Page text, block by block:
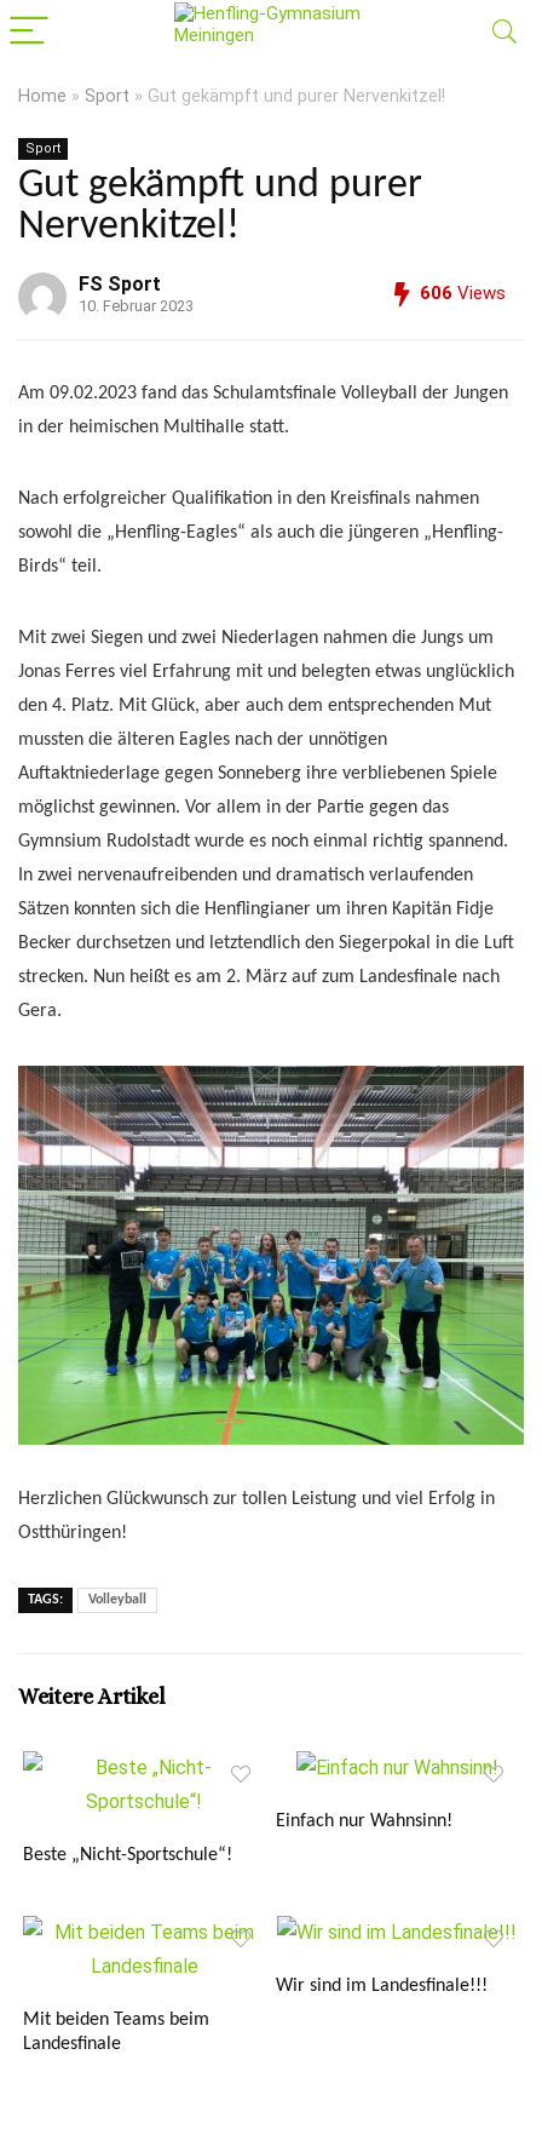
Home » Sport » Gut gekämpft und purer Nervenkitzel!
Sport
Gut gekämpft und purer
Nervenkitzel!
FS Sport
10. Februar 2023
606 Views
Am 09.02.2023 fand das Schulamtsfinale Volleyball der Jungen
in der heimischen Multihalle statt.
Nach erfolgreicher Qualifikation in den Kreisfinals nahmen
sowohl die „Henfling-Eagles“ als auch die jüngeren „Henfling-
Birds“ teil.
Mit zwei Siegen und zwei Niederlagen nahmen die Jungs um
Jonas Ferres viel Erfahrung mit und belegten etwas unglücklich
den 4. Platz. Mit Glück, aber auch dem entsprechenden Mut
mussten die älteren Eagles nach der unnötigen
Auftaktniederlage gegen Sonneberg ihre verbliebenen Spiele
möglichst gewinnen. Vor allem in der Partie gegen das
Gymnsium Rudolstadt wurde es noch einmal richtig spannend.
In zwei nervenaufreibenden und dramatisch verlaufenden
Sätzen konnten sich die Henflingianer um ihren Kapitän Fidje
Becker durchsetzen und letztendlich den Siegerpokal in die Luft
strecken. Nun heißt es am 2. März auf zum Landesfinale nach
Gera.
Herzlichen Glückwunsch zur tollen Leistung und viel Erfolg in
Ostthüringen!
TAGS: Volleyball
Weitere Artikel
Beste „Nicht-Sportschule“!
Einfach nur Wahnsinn!
Mit beiden Teams beim
Landesfinale
Wir sind im Landesfinale!!!